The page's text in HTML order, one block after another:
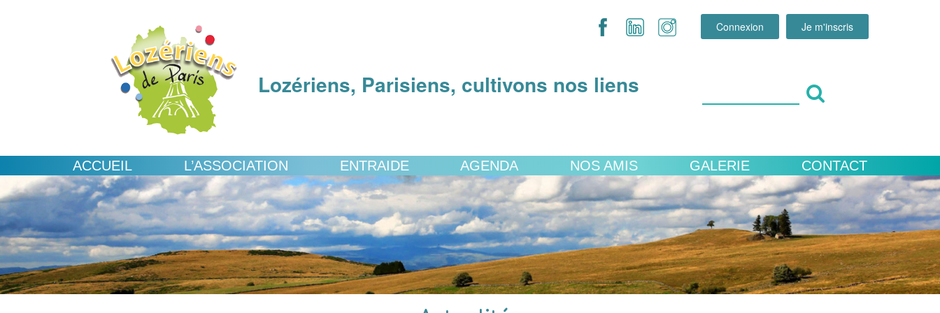
Connexion Je m'inscris
Lozériens, Parisiens, cultivons nos liens
ACCUEIL L’ASSOCIATION ENTRAIDE AGENDA NOS AMIS GALERIE CONTACT